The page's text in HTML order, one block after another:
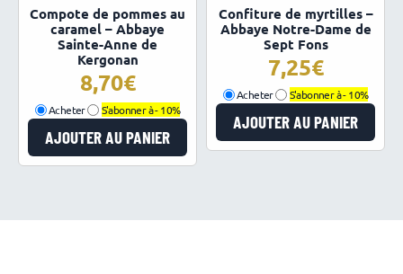
sur 5
Compote de pommes au
caramel – Abbaye
Sainte-Anne de
Kergonan
8,70
Acheter S'abonner à -10%
AJOUTER AU PANIER
sur 5
Confiture de myrtilles –
Abbaye Notre-Dame de
Sept Fons
7,25
Acheter S'abonner à -10%
AJOUTER AU PANIER